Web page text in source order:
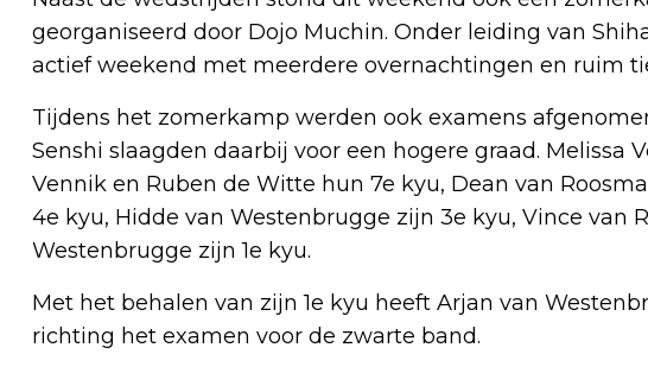
georganiseerd door Dojo Muchin. Onder leiding van
actief weekend met meerdere overnachtingen en ruim
Tijdens het zomerkamp werden ook examens
Senshi slaagden daarbij voor een hogere graad. Melissa
Vennik en Ruben de Witte hun 7e kyu, Dean van
4e kyu, Hidde van Westenbrugge zijn 3e kyu, Vince van
Westenbrugge zijn 1e kyu.
Met het behalen van zijn 1e kyu heeft Arjan van
richting het examen voor de zwarte band.